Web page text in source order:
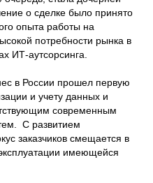
о сделке было принято
опыта работы на
потребности рынка в
ИТ-аутсорсинга.
в России прошел первую
и учету данных и
современным
С развитием
заказчиков смещается в
имеющейся